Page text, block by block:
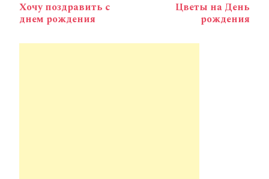
по
записям
Хочу поздравить с
днем рождения
Цветы на День
рождения